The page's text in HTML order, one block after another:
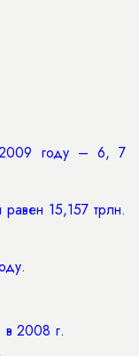
2009 году – 6, 7
15,157 трлн.
в 2008 г.